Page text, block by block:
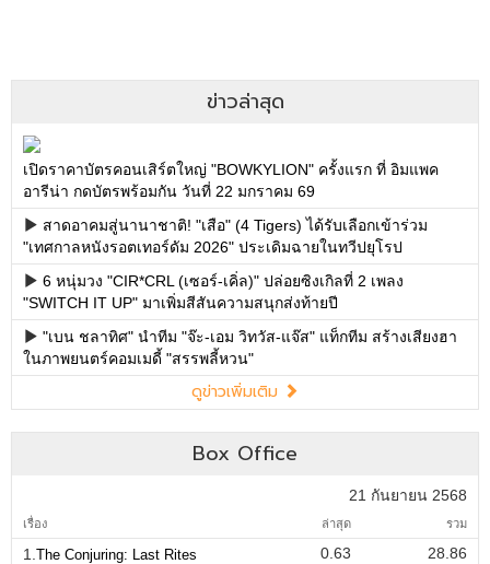
ข่าวล่าสุด
เปิดราคาบัตรคอนเสิร์ตใหญ่ "BOWKYLION" ครั้งแรก ที่ อิมแพค
อารีน่า กดบัตรพร้อมกัน วันที่ 22 มกราคม 69
สาดอาคมสู่นานาชาติ! "เสือ" (4 Tigers) ได้รับเลือกเข้าร่วม
"เทศกาลหนังรอตเทอร์ดัม 2026" ประเดิมฉายในทวีปยุโรป
6 หนุ่มวง "CIR*CRL (เซอร์-เคิ่ล)" ปล่อยซิงเกิลที่ 2 เพลง
"SWITCH IT UP" มาเพิ่มสีสันความสนุกส่งท้ายปี
"เบน ชลาทิศ" นำทีม "จ๊ะ-เอม วิทวัส-แจ๊ส" แท็กทีม สร้างเสียงฮา
ในภาพยนตร์คอมเมดี้ "สรรพลี้หวน"
ดูข่าวเพิ่มเติม
Box Office
21 กันยายน 2568
เรื่อง ล่าสุด รวม
1. The Conjuring: Last Rites 0.63
28.86